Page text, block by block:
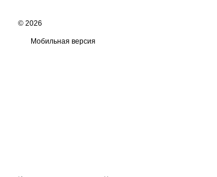
© 2026
Мобильная версия